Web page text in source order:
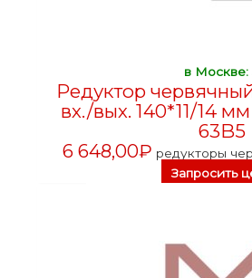
в Москве:
Редуктор
вх./вых. 140*11/14
63B5
6 648,00₽ редукторы
Запросить